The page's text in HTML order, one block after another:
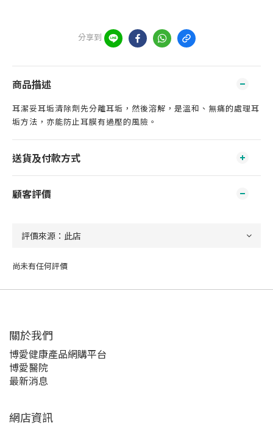
分享到
商品描述
耳潔妥耳垢清除劑先分離耳垢，然後溶解，是溫和、無痛的處理耳
垢方法，亦能防止耳膜有過壓的風險。
送貨及付款方式
顧客評價
尚未有任何評價
關於我們‎
博愛健康產品網購平台
博愛醫院
最新消息
網店資訊